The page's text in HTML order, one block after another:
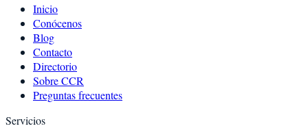
Inicio
Conócenos
Blog
Contacto
Directorio
Sobre CCR
Preguntas frecuentes
Servicios